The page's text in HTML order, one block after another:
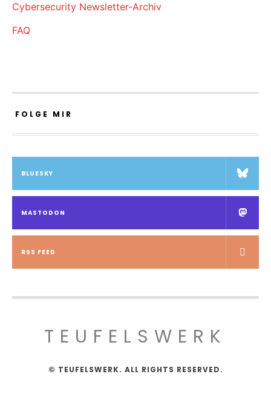
Cybersecurity Newsletter-Archiv
FAQ
FOLGE MIR
BLUESKY
MASTODON
RSS FEED
TEUFELSWERK
© TEUFELSWERK. ALL RIGHTS RESERVED.